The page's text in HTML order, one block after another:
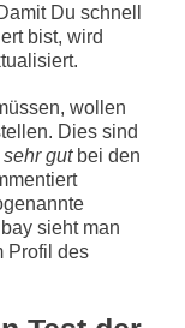
Du schnell
bist, wird
wollen
Dies sind
gutbei den
sieht man
Profil des